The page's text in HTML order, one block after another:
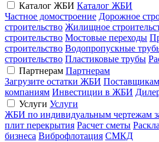
Каталог ЖБИ Каталог ЖБИ
Частное домостроение Дорожное
строительство Жилищное
строительство Мостовые переходы
строительство Водопропускные
строительство Пластиковые трубы
Партнерам Партнерам
Загрузите остатки ЖБИ Поставщикам
компаниям Инвестиции в ЖБИ
Услуги Услуги
ЖБИ по индивидуальным чертежам
плит перекрытия Расчет сметы
бизнеса Виброфлотация СМКД